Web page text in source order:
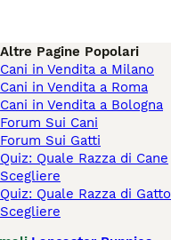
Altre Pagine Popolari
Cani in Vendita a Milano
Cani in Vendita a Roma
Cani in Vendita a Bologna
Forum Sui Cani
Forum Sui Gatti
Quiz: Quale Razza di Cane
Scegliere
Quiz: Quale Razza di Gatto
Scegliere